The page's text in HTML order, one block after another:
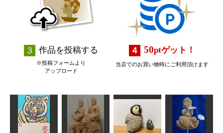
作品を投稿する
※投稿フォームより
アップロード
50ptゲット！
当店でのお買い物時にご利用頂けます